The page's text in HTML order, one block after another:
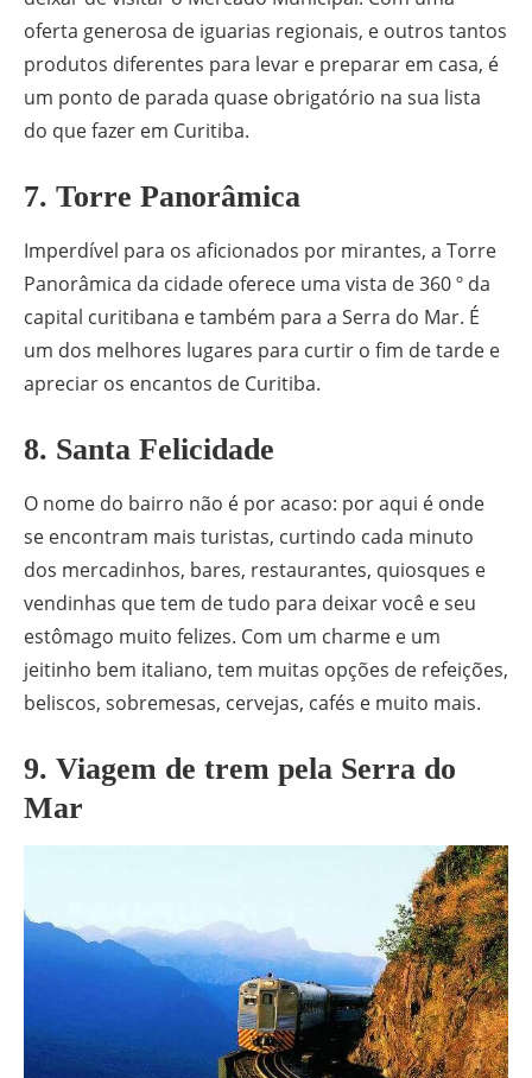
oferta generosa de iguarias regionais, e outros tantos
produtos diferentes para levar e preparar em casa, é
um ponto de parada quase obrigatório na sua lista
do que fazer em Curitiba.
7. Torre Panorâmica
Imperdível para os aficionados por mirantes, a Torre
Panorâmica da cidade oferece uma vista de 360 º da
capital curitibana e também para a Serra do Mar. É
um dos melhores lugares para curtir o fim de tarde e
apreciar os encantos de Curitiba.
8. Santa Felicidade
O nome do bairro não é por acaso: por aqui é onde
se encontram mais turistas, curtindo cada minuto
dos mercadinhos, bares, restaurantes, quiosques e
vendinhas que tem de tudo para deixar você e seu
estômago muito felizes. Com um charme e um
jeitinho bem italiano, tem muitas opções de refeições,
beliscos, sobremesas, cervejas, cafés e muito mais.
9. Viagem de trem pela Serra do
Mar